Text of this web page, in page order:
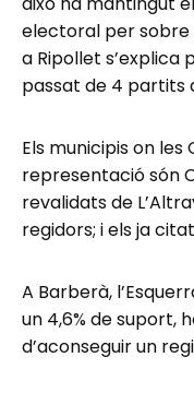
electoral per sobre
a Ripollet s’explica
passat de 4 partits
Els municipis on
representació són
revalidats de
regidors; i els ja
A Barberà,
un 4,6% de suport,
d’aconseguir un